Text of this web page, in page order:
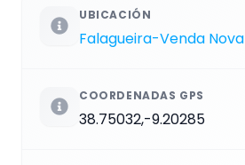
UBICACIÓN
Falagueira-Venda Nova
COORDENADAS GPS
38.75032,-9.20285